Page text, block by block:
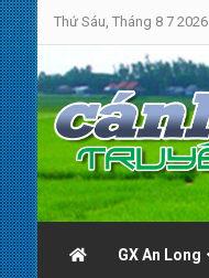
Thứ Sáu, Tháng 8 7 2026
GX An Long